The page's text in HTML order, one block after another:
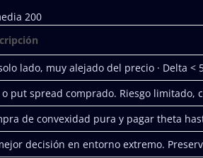
200
lado, muy alejado del precio · Delta <
o put spread comprado. Riesgo limitado,
de convexidad pura y pagar theta
decisión en entorno extremo.